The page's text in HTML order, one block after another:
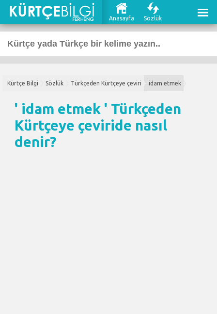
Anasayfa Sözlük
Kürtçe Bilgi Sözlük Türkçeden Kürtçeye çeviri idam etmek
' idam etmek ' Türkçeden
Kürtçeye çeviride nasıl
denir?